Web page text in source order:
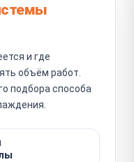
и где
объём работ.
подбора способа